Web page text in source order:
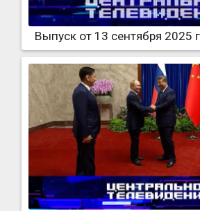
Выпуск от 13 сентября 2025